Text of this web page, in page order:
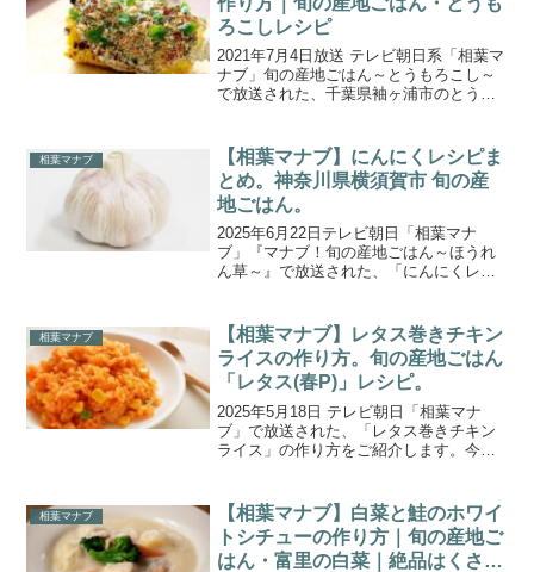
ろこしレシピ
2021年7月4日放送 テレビ朝日系「相葉マ
ナブ」旬の産地ごはん～とうもろこし～
で放送された、千葉県袖ヶ浦市のとうも
地ごはんは、千葉県袖ヶ浦市の農家さん
を訪れ、甘みが強...
相葉マナブ
【相葉マナブ】にんにくレシピま
とめ。神奈川県横須賀市 旬の産
地ごはん。
2025年6月22日テレビ朝日「相葉マナ
ブ」『マナブ！旬の産地ごはん～ほうれ
ん草～』で放送された、「にんにくレシ
す。スーパーなどで一般的に売られてい
る「ホワイト六片」と...
相葉マナブ
【相葉マナブ】レタス巻きチキン
ライスの作り方。旬の産地ごはん
「レタス(春P)」レシピ。
2025年5月18日 テレビ朝日「相葉マナ
ブ」で放送された、「レタス巻きチキン
ライス」の作り方をご紹介します。今週
栽培されている「春Ｐ」という品種のレ
タスです。葉が厚く、...
相葉マナブ
【相葉マナブ】白菜と鮭のホワイ
トシチューの作り方｜旬の産地ご
はん・富里の白菜｜絶品はくさい